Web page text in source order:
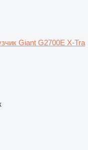
Giant G2700E X-Tra